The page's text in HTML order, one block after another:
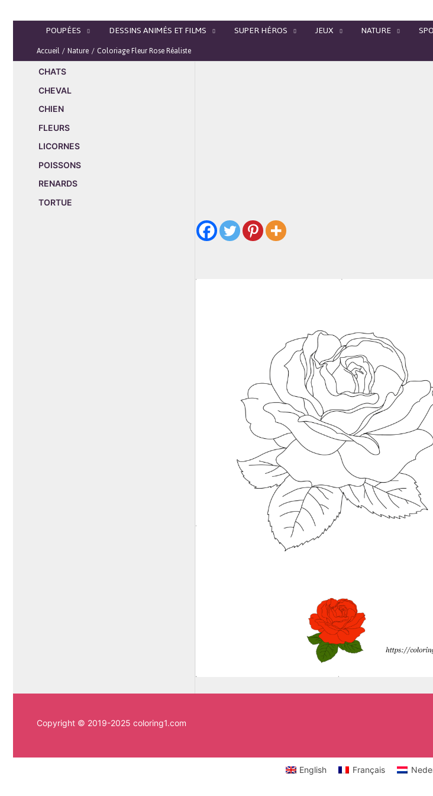
POUPÉES DESSINS ANIMÉS ET FILMS SUPER HÉROS JEUX NATURE
Accueil Nature Coloriage Fleur Rose Réaliste
CHATS
CHEVAL
CHIEN
FLEURS
LICORNES
POISSONS
RENARDS
TORTUE
Copyright © 2019-2025 coloring1.com
English Français